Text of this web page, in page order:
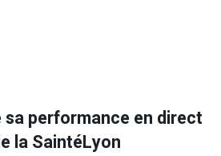
sa performance en direct
la SaintéLyon